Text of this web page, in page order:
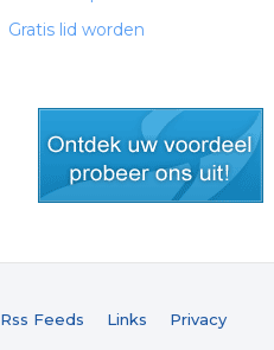
Gratis lid worden
Rss Feeds Links Privacy